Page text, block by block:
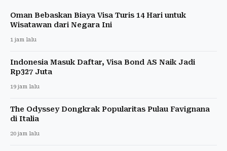
Oman Bebaskan Biaya Visa Turis 14 Hari untuk
Wisatawan dari Negara Ini
1 jam lalu
Indonesia Masuk Daftar, Visa Bond AS Naik Jadi
Rp327 Juta
19 jam lalu
The Odyssey Dongkrak Popularitas Pulau Favignana
di Italia
20 jam lalu